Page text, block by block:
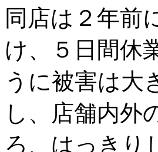
同店は２年前
け、５日間休
うに被害は大
し、店舗内外
ろ、はっきり